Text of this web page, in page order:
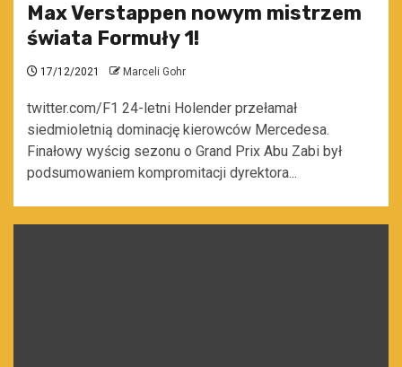
Max Verstappen nowym mistrzem
świata Formuły 1!
17/12/2021 Marceli Gohr
twitter.com/F1 24-letni Holender przełamał
siedmioletnią dominację kierowców Mercedesa.
Finałowy wyścig sezonu o Grand Prix Abu Zabi był
podsumowaniem kompromitacji dyrektora...